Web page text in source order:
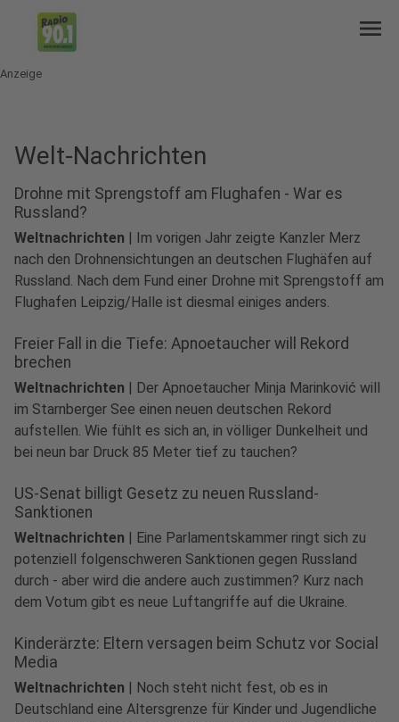
menu
Anzeige
Welt-Nachrichten
Drohne mit Sprengstoff am Flughafen - War es
Russland?
Weltnachrichten | Im vorigen Jahr zeigte Kanzler Merz
nach den Drohnensichtungen an deutschen Flughäfen auf
Russland. Nach dem Fund einer Drohne mit Sprengstoff am
Flughafen Leipzig/Halle ist diesmal einiges anders.
Freier Fall in die Tiefe: Apnoetaucher will Rekord
brechen
Weltnachrichten | Der Apnoetaucher Minja Marinković will
im Starnberger See einen neuen deutschen Rekord
aufstellen. Wie fühlt es sich an, in völliger Dunkelheit und
bei neun bar Druck 85 Meter tief zu tauchen?
US-Senat billigt Gesetz zu neuen Russland-
Sanktionen
Weltnachrichten | Eine Parlamentskammer ringt sich zu
potenziell folgenschweren Sanktionen gegen Russland
durch - aber wird die andere auch zustimmen? Kurz nach
dem Votum gibt es neue Luftangriffe auf die Ukraine.
Kinderärzte: Eltern versagen beim Schutz vor Social
Media
Weltnachrichten | Noch steht nicht fest, ob es in
Deutschland eine Altersgrenze für Kinder und Jugendliche